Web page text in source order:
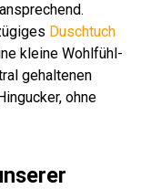
Duschtuch
kleine Wohlfühl-
gehaltenen
ohne